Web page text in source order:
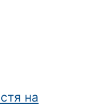
на